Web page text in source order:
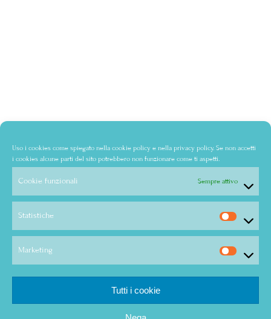
Uso i cookies come spiegato nella cookie policy e nella privacy policy. Se non accetti
i cookies alcune parti del sito potrebbero non funzionare come ti aspetti.
Cookie funzionali Sempre attivo
Statistiche
Marketing
Tutti i cookie